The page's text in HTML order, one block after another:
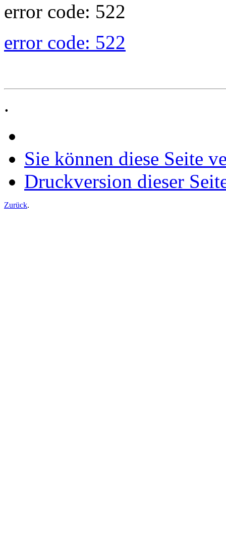
error code: 522
error code: 522
.
Sie können diese Seite
Druckversion dieser
Zurück.